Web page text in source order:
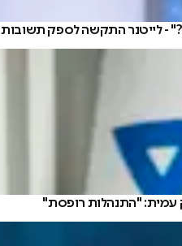
- לייטנר התקשה לספק תשובות
עמית: "התנהלות רופסת"